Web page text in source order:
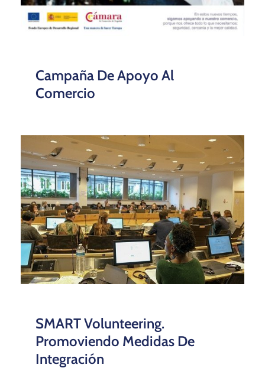
Campaña De Apoyo Al
Comercio
SMART Volunteering.
Promoviendo Medidas De
Integración